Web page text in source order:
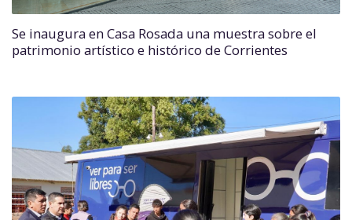
Se inaugura en Casa Rosada una muestra sobre el
patrimonio artístico e histórico de Corrientes